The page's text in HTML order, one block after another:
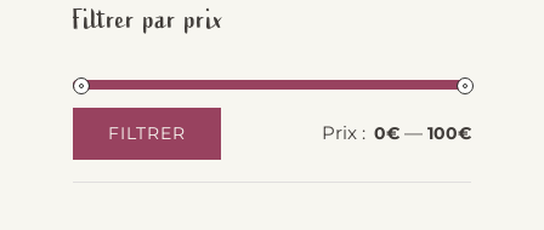
Filtrer par prix
min
max
FILTRER Prix : 0€ — 100€